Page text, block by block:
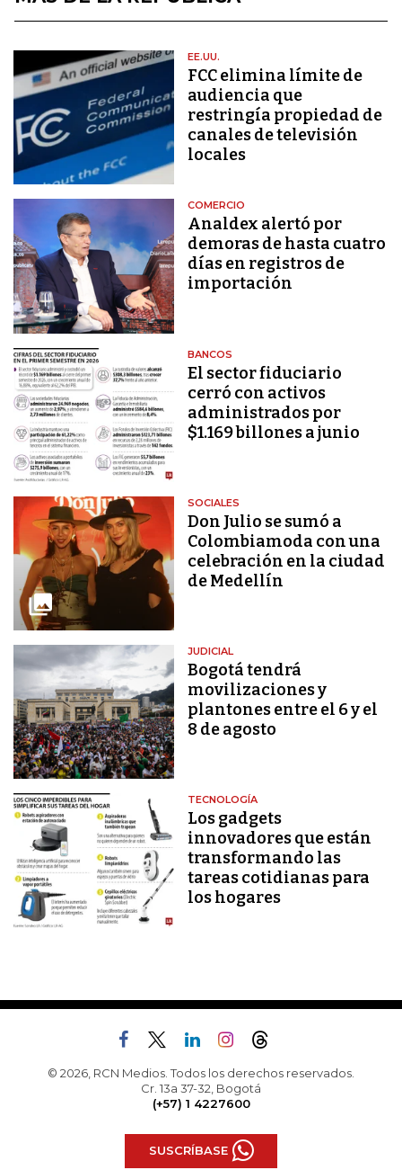
EE.UU.
FCC elimina límite de
audiencia que
restringía propiedad de
canales de televisión
locales
COMERCIO
Analdex alertó por
demoras de hasta cuatro
días en registros de
importación
BANCOS
El sector fiduciario
cerró con activos
administrados por
$1.169 billones a junio
SOCIALES
Don Julio se sumó a
Colombiamoda con una
celebración en la ciudad
de Medellín
JUDICIAL
Bogotá tendrá
movilizaciones y
plantones entre el 6 y el
8 de agosto
TECNOLOGÍA
Los gadgets
innovadores que están
transformando las
tareas cotidianas para
los hogares
© 2026, RCN Medios. Todos los derechos reservados.
Cr. 13a 37-32, Bogotá
(+57) 1 4227600
SUSCRÍBASE